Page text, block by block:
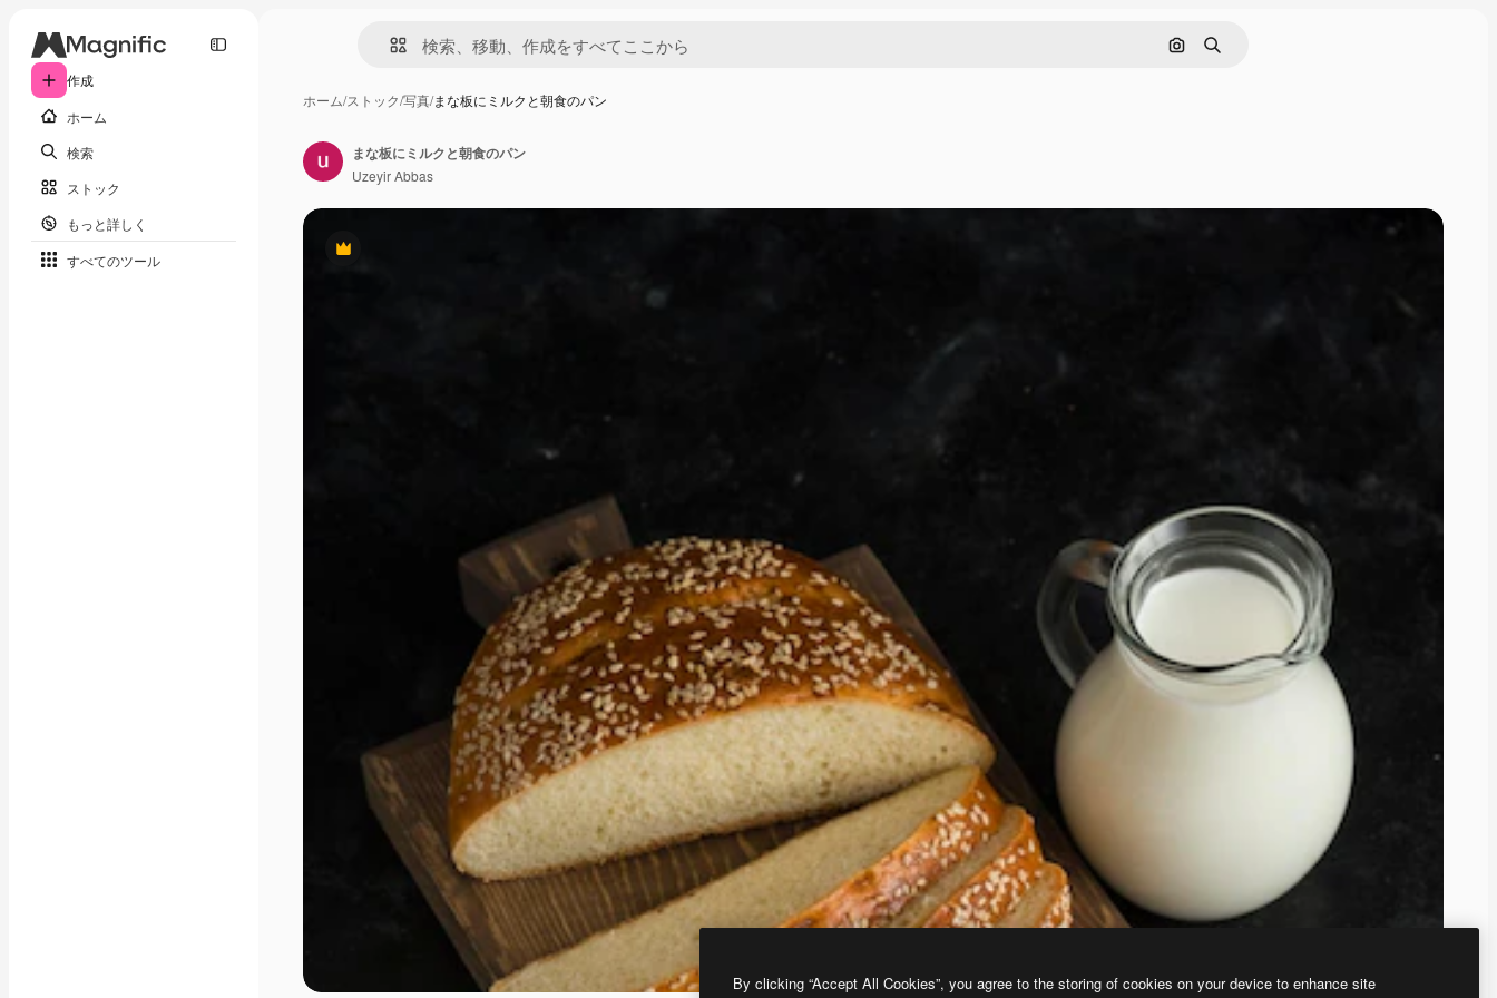
作成
ホーム
検索
ストック
もっと詳しく
すべてのツール
画像で検索
検索
ホーム/ストック/写真/まな板にミルクと朝食のパン
Premium
まな板にミルクと朝食のパン
Uzeyir Abbas
By clicking “Accept All Cookies”, you agree to the storing of cookies on your device to enhance site